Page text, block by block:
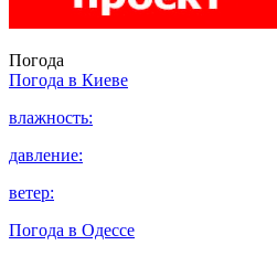
Погода
Погода в Киеве
влажность:
давление:
ветер:
Погода в Одессе